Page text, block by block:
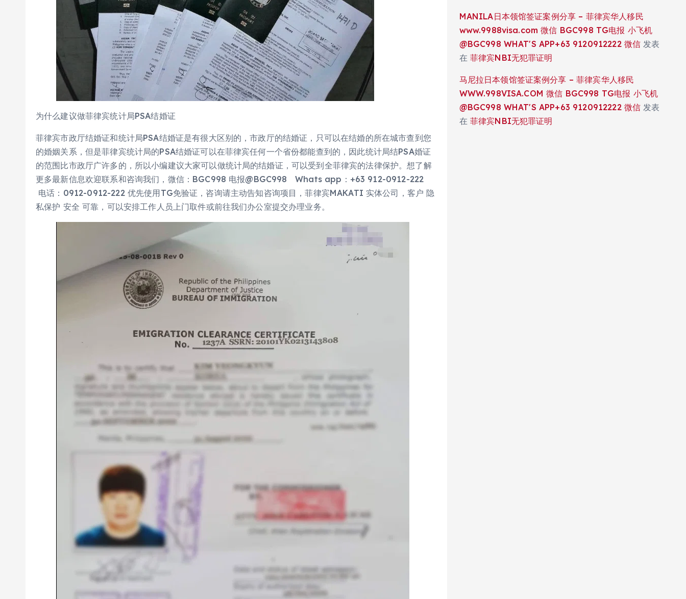
为什么建议做菲律宾统计局PSA结婚证
菲律宾市政厅结婚证和统计局PSA结婚证是有很大区别的，市政厅的结婚证，只可以在结婚的所在城市查到您
的婚姻关系，但是菲律宾统计局的PSA结婚证可以在菲律宾任何一个省份都能查到的，因此统计局结PSA婚证
的范围比市政厅广许多的，所以小编建议大家可以做统计局的结婚证，可以受到全菲律宾的法律保护。想了解
更多最新信息欢迎联系和咨询我们，微信：BGC998 电报@BGC998 Whats app：+63 912-0912-222
电话：0912-0912-222 优先使用TG免验证，咨询请主动告知咨询项目，菲律宾MAKATI 实体公司，客户 隐
私保护 安全 可靠，可以安排工作人员上门取件或前往我们办公室提交办理业务。
MANILA日本领馆签证案例分享 – 菲律宾华人移民
www.9988visa.com 微信 BGC998 TG电报 小飞机
@BGC998 WHAT'S APP+63 9120912222 微信 发表
在 菲律宾NBI无犯罪证明
马尼拉日本领馆签证案例分享 – 菲律宾华人移民
WWW.998VISA.COM 微信 BGC998 TG电报 小飞机
@BGC998 WHAT'S APP+63 9120912222 微信 发表
在 菲律宾NBI无犯罪证明